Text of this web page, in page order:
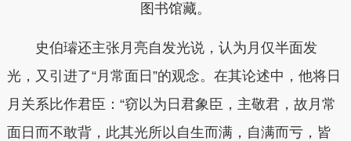
图书馆藏。
史伯璿还主张月亮自发光说，认为月仅半面发
光，又引进了“月常面日”的观念。在其论述中，他将日
月关系比作君臣：“窃以为日君象臣，主敬君，故月常
面日而不敢背，此其光所以自生而满，自满而亏，皆